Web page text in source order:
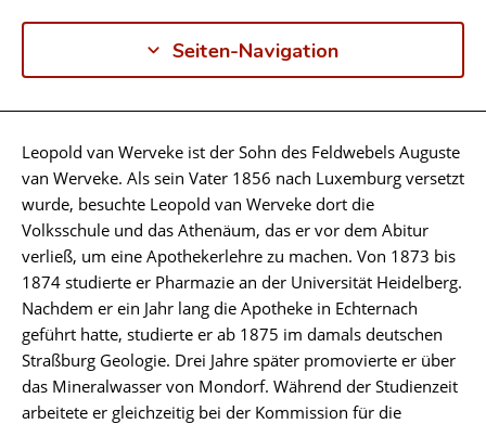
Seiten-Navigation
Biographie
Leopold van Werveke ist der Sohn des Feldwebels Auguste
van Werveke. Als sein Vater 1856 nach Luxemburg versetzt
wurde, besuchte Leopold van Werveke dort die
Volksschule und das Athenäum, das er vor dem Abitur
verließ, um eine Apothekerlehre zu machen. Von 1873 bis
1874 studierte er Pharmazie an der Universität Heidelberg.
Nachdem er ein Jahr lang die Apotheke in Echternach
geführt hatte, studierte er ab 1875 im damals deutschen
Straßburg Geologie. Drei Jahre später promovierte er über
das Mineralwasser von Mondorf. Während der Studienzeit
arbeitete er gleichzeitig bei der Kommission für die